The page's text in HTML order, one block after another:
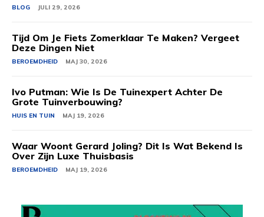
BLOG JULI 29, 2026
Tijd Om Je Fiets Zomerklaar Te Maken? Vergeet
Deze Dingen Niet
BEROEMDHEID MAJ 30, 2026
Ivo Putman: Wie Is De Tuinexpert Achter De
Grote Tuinverbouwing?
HUIS EN TUIN MAJ 19, 2026
Waar Woont Gerard Joling? Dit Is Wat Bekend Is
Over Zijn Luxe Thuisbasis
BEROEMDHEID MAJ 19, 2026